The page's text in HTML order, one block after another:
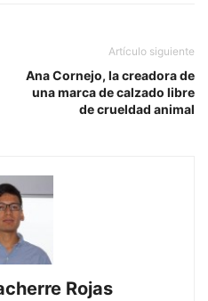
Artículo siguiente
Ana Cornejo, la creadora de
una marca de calzado libre
de crueldad animal
Rojas